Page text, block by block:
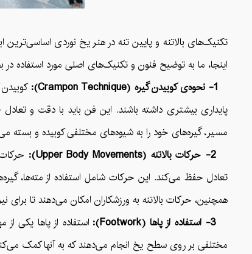
تکنیک‌های بالاتنه و پایین تنه در هنر یخ نوردی
اینجا، ما به توضیح فنون و تکنیک‌های اصلی مورد استفاده
پایداری بیشتری داشته باشند. این فن باید با دقت و
مسیر، گیره‌های خود را به شیوه‌های مختلفی کوبیده و بسته
2- حرکات بالاتنه (Upper Body Movements):
تعادل حفظ می‌کند. این حرکات شامل استفاده از مته‌ها،
همچنین، حرکات بالاتنه به ورزشکاران امکان می‌دهند تا
3- استفاده از پا‌ها (Footwork):
استفاده از پا‌ها یکی
مختلفی بر روی سطح یخ انجام می‌دهند که به آنها کمک